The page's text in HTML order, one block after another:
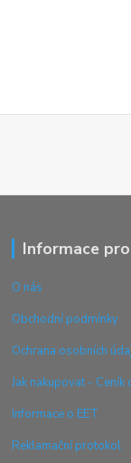
Informace
O nás
Obchodní podmínky
Ochrana osobních
Jak nakupovat -
Informace o EET
Reklamační protokol